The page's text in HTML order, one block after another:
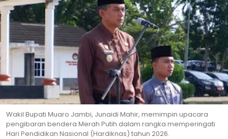
Wakil Bupati Muaro Jambi, Junaidi Mahir, memimpin upacara
pengibaran bendera Merah Putih dalam rangka memperingati
Hari Pendidikan Nasional (Hardiknas) tahun 2026.